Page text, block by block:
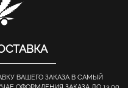
ВАШЕГО ЗАКАЗА В САМЫЙ